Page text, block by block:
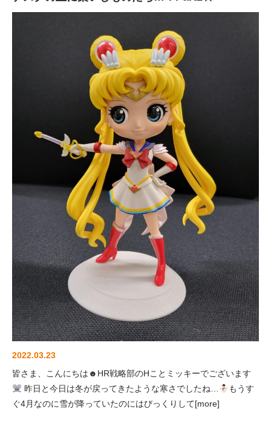
2022.03.23
皆さま、こんにちは☻HR戦略部のHことミッキーでございます
昨日と今日は冬が戻ってきたような寒さでしたね…
もうす
ぐ4月なのに雪が降っていたのにはびっくりして[more]